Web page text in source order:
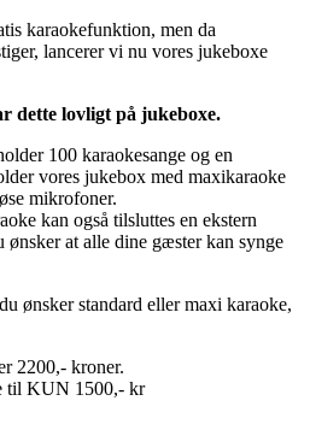
karaokefunktion, men da
lancerer vi nu vores jukeboxe
dette lovligt på jukeboxe.
100 karaokesange og en
vores jukebox med maxikaraoke
mikrofoner.
kan også tilsluttes en ekstern
at alle dine gæster kan synge
ønsker standard eller maxi karaoke,
2200,- kroner.
til KUN 1500,- kr